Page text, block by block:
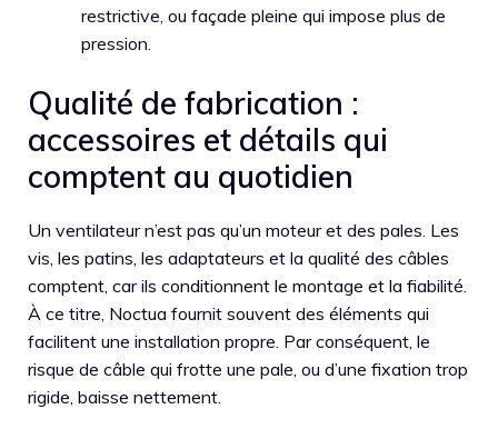
restrictive, ou façade pleine qui impose plus de
pression.
Qualité de fabrication :
accessoires et détails qui
comptent au quotidien
Un ventilateur n’est pas qu’un moteur et des pales. Les
vis, les patins, les adaptateurs et la qualité des câbles
comptent, car ils conditionnent le montage et la fiabilité.
À ce titre, Noctua fournit souvent des éléments qui
facilitent une installation propre. Par conséquent, le
risque de câble qui frotte une pale, ou d’une fixation trop
rigide, baisse nettement.